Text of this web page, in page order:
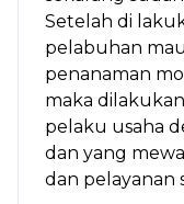
Setelah di
pelabuhan
penanaman
maka
pelaku usaha
dan yang
dan pelayanan